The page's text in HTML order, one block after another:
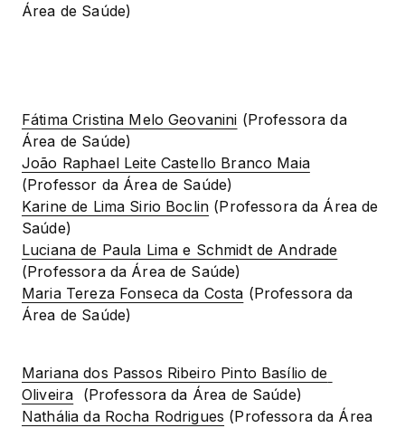
Área de Saúde)
Fátima Cristina Melo Geovanini (Professora da
João Raphael Leite Castello Branco Maia
Karine de Lima Sirio Boclin (Professora da Área de
Luciana de Paula Lima e Schmidt de Andrade
Maria Tereza Fonseca da Costa (Professora da
Área de Saúde)
Mariana dos Passos Ribeiro Pinto Basílio de
Oliveira
Nathália da Rocha Rodrigues (Professora da Área